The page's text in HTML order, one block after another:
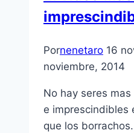
Pornenetaro 16
noviembre, 2014
No hay seres
e imprescindibles
que los